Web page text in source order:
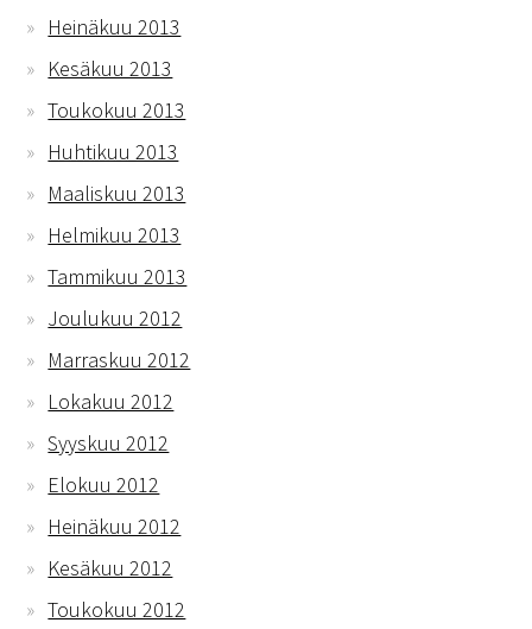
Heinäkuu 2013
Kesäkuu 2013
Toukokuu 2013
Huhtikuu 2013
Maaliskuu 2013
Helmikuu 2013
Tammikuu 2013
Joulukuu 2012
Marraskuu 2012
Lokakuu 2012
Syyskuu 2012
Elokuu 2012
Heinäkuu 2012
Kesäkuu 2012
Toukokuu 2012